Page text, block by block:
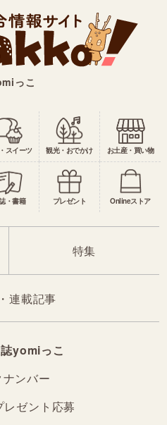
っこ
スイーツ 観光・おでかけ お土産・買い物
・書籍 プレゼント Onlineストア
特集
連載記事
yomiっこ
ンバー
ゼント応募